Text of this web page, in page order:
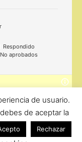
Respondido
No aprobados
| Privacidad
de usuario.
de aceptar la
Rechazar